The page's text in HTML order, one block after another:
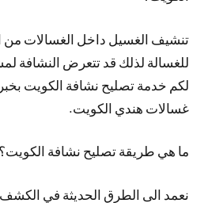
تنشيف الغسيل داخل الغسالات من
للغسالة لذلك قد تتعرض النشافة
لكم خدمة تصليح نشافة الكويت
غسالات هندي الكويت.
ما هي طريقة تصليح نشافة الكويت؟
نعمد الى الطرق الحديثة في